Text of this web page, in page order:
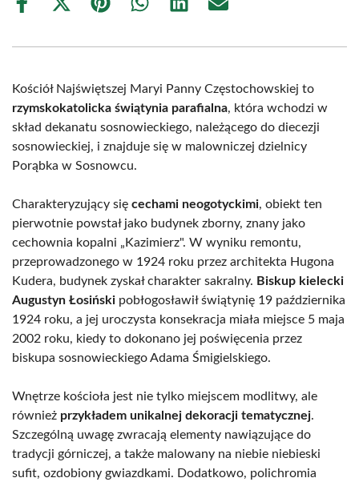
Share
Share
(Twitter)
Share Share Share Share
Kościół Najświętszej Maryi Panny Częstochowskiej to
rzymskokatolicka świątynia parafialna, która wchodzi w
skład dekanatu sosnowieckiego, należącego do diecezji
sosnowieckiej, i znajduje się w malowniczej dzielnicy
Porąbka w Sosnowcu.
Charakteryzujący się cechami neogotyckimi, obiekt ten
pierwotnie powstał jako budynek zborny, znany jako
cechownia kopalni „Kazimierz". W wyniku remontu,
przeprowadzonego w 1924 roku przez architekta Hugona
Kudera, budynek zyskał charakter sakralny. Biskup kielecki
Augustyn Łosiński pobłogosławił świątynię 19 października
1924 roku, a jej uroczysta konsekracja miała miejsce 5 maja
2002 roku, kiedy to dokonano jej poświęcenia przez
biskupa sosnowieckiego Adama Śmigielskiego.
Wnętrze kościoła jest nie tylko miejscem modlitwy, ale
również przykładem unikalnej dekoracji tematycznej.
Szczególną uwagę zwracają elementy nawiązujące do
tradycji górniczej, a także malowany na niebie niebieski
sufit, ozdobiony gwiazdkami. Dodatkowo, polichromia